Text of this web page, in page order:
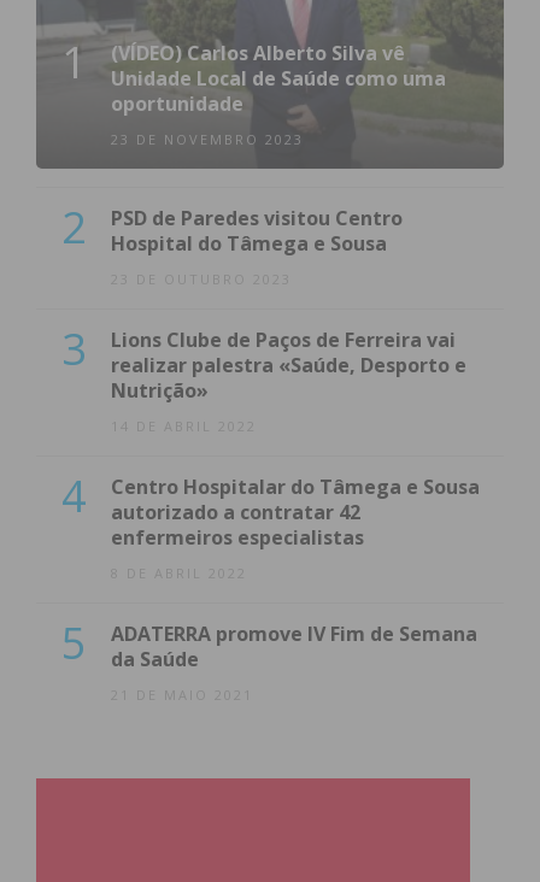
1
(VÍDEO) Carlos Alberto Silva vê
Unidade Local de Saúde como uma
oportunidade
23 DE NOVEMBRO 2023
2
PSD de Paredes visitou Centro
Hospital do Tâmega e Sousa
23 DE OUTUBRO 2023
3
Lions Clube de Paços de Ferreira vai
realizar palestra «Saúde, Desporto e
Nutrição»
14 DE ABRIL 2022
4
Centro Hospitalar do Tâmega e Sousa
autorizado a contratar 42
enfermeiros especialistas
8 DE ABRIL 2022
5
ADATERRA promove IV Fim de Semana
da Saúde
21 DE MAIO 2021